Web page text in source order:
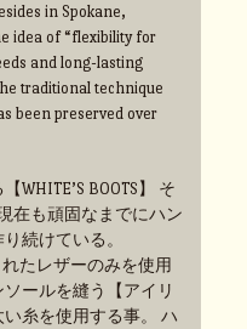
in Spokane,
idea of “flexibility for
and long-lasting
traditional technique
been preserved over
WHITE’S BOOTS】 そ
在も頑固なまでにハン
続けている。
れたレザーのみを使用
ールを縫う【アイリ
糸を使用する事。 ハ